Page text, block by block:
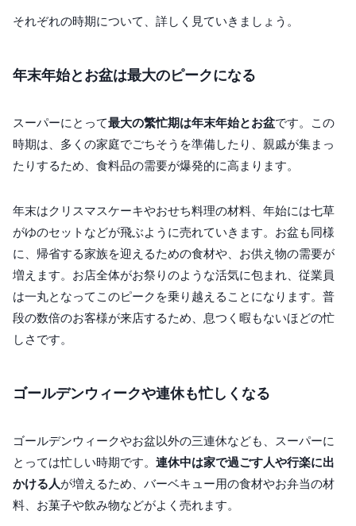
それぞれの時期について、詳しく見ていきましょう。
年末年始とお盆は最大のピークになる
スーパーにとって最大の繁忙期は年末年始とお盆です。この
時期は、多くの家庭でごちそうを準備したり、親戚が集まっ
たりするため、食料品の需要が爆発的に高まります。
年末はクリスマスケーキやおせち料理の材料、年始には七草
がゆのセットなどが飛ぶように売れていきます。お盆も同様
に、帰省する家族を迎えるための食材や、お供え物の需要が
増えます。お店全体がお祭りのような活気に包まれ、従業員
は一丸となってこのピークを乗り越えることになります。普
段の数倍のお客様が来店するため、息つく暇もないほどの忙
しさです。
ゴールデンウィークや連休も忙しくなる
ゴールデンウィークやお盆以外の三連休なども、スーパーに
とっては忙しい時期です。 連休中は家で過ごす人や行楽に出
かける人が増えるため、バーベキュー用の食材やお弁当の材
料、お菓子や飲み物などがよく売れます。